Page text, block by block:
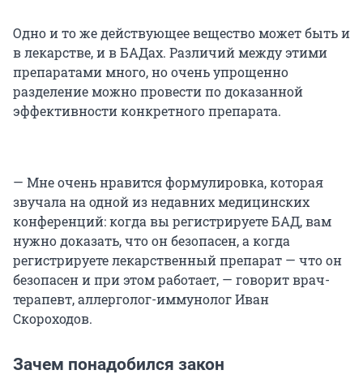
Одно и то же действующее вещество может быть и
в лекарстве, и в БАДах. Различий между этими
препаратами много, но очень упрощенно
разделение можно провести по доказанной
эффективности конкретного препарата.
— Мне очень нравится формулировка, которая
звучала на одной из недавних медицинских
конференций: когда вы регистрируете БАД, вам
нужно доказать, что он безопасен, а когда
регистрируете лекарственный препарат — что он
безопасен и при этом работает, — говорит врач-
терапевт, аллерголог-иммунолог Иван
Скороходов.
Зачем понадобился закон